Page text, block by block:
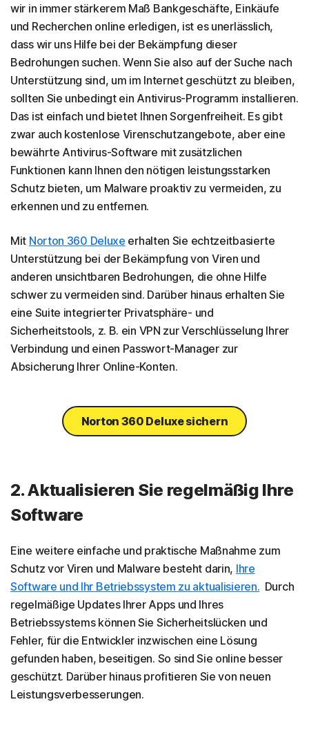
wir in immer stärkerem Maß Bankgeschäfte, Einkäufe
und Recherchen online erledigen, ist es unerlässlich,
dass wir uns Hilfe bei der Bekämpfung dieser
Bedrohungen suchen. Wenn Sie also auf der Suche nach
Unterstützung sind, um im Internet geschützt zu bleiben,
sollten Sie unbedingt ein Antivirus-Programm installieren.
Das ist einfach und bietet Ihnen Sorgenfreiheit. Es gibt
zwar auch kostenlose Virenschutzangebote, aber eine
bewährte Antivirus-Software mit zusätzlichen
Funktionen kann Ihnen den nötigen leistungsstarken
Schutz bieten, um Malware proaktiv zu vermeiden, zu
erkennen und zu entfernen.
Mit Norton 360 Deluxe erhalten Sie echtzeitbasierte
Unterstützung bei der Bekämpfung von Viren und
anderen unsichtbaren Bedrohungen, die ohne Hilfe
schwer zu vermeiden sind. Darüber hinaus erhalten Sie
eine Suite integrierter Privatsphäre- und
Sicherheitstools, z. B. ein VPN zur Verschlüsselung Ihrer
Verbindung und einen Passwort-Manager zur
Absicherung Ihrer Online-Konten.
Norton 360 Deluxe sichern
2. Aktualisieren Sie regelmäßig Ihre
Software
Eine weitere einfache und praktische Maßnahme zum
Schutz vor Viren und Malware besteht darin, Ihre
Software und Ihr Betriebssystem zu aktualisieren. Durch
regelmäßige Updates Ihrer Apps und Ihres
Betriebssystems können Sie Sicherheitslücken und
Fehler, für die Entwickler inzwischen eine Lösung
gefunden haben, beseitigen. So sind Sie online besser
geschützt. Darüber hinaus profitieren Sie von neuen
Leistungsverbesserungen.